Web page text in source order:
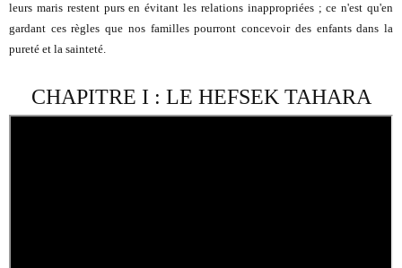
leurs maris restent purs en évitant les relations inappropriées ; ce n'est qu'en
gardant ces règles que nos familles pourront concevoir des enfants dans la
pureté et la sainteté.
CHAPITRE I : LE HEFSEK TAHARA